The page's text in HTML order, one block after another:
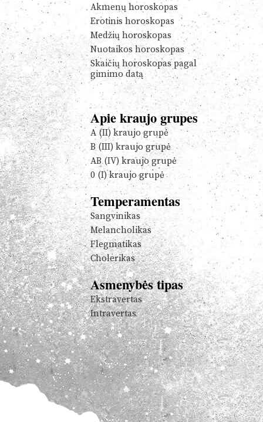
Akmenų horoskopas
Erotinis horoskopas
Medžių horoskopas
Nuotaikos horoskopas
Skaičių horoskopas pagal
gimimo datą
Apie kraujo grupes
A (II) kraujo grupė
B (III) kraujo grupė
AB (IV) kraujo grupė
0 (I) kraujo grupė
Temperamentas
Sangvinikas
Melancholikas
Flegmatikas
Cholerikas
Asmenybės tipas
Ekstravertas
Intravertas